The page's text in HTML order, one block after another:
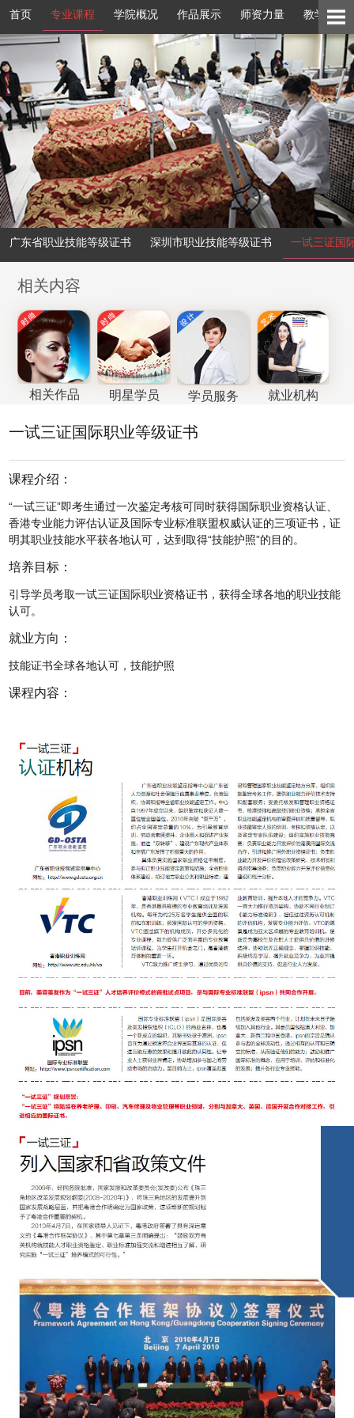
首页 专业课程 学院概况 作品展示 师资力量 教学环境
广东省职业技能等级证书 深圳市职业技能等级证书 一试三证国
相关内容
相关作品 明星学员 学员服务 就业机构
一试三证国际职业等级证书
课程介绍：
“一试三证”即考生通过一次鉴定考核可同时获得国际职业资格认证、
香港专业能力评估认证及国际专业标准联盟权威认证的三项证书，证
明其职业技能水平获各地认可，达到取得“技能护照”的目的。
培养目标：
引导学员考取一试三证国际职业资格证书，获得全球各地的职业技能
认可。
就业方向：
技能证书全球各地认可，技能护照
课程内容：